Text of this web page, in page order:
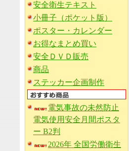
安全衛生テキスト
小冊子（ポケット版）
ポスター・カレンダー
お得なまとめ買い
安全ＤＶＤ販売
商品
ステッカー企画制作
電気事故の未然防止
電気使用安全月間ポスタ
ー B2判
2026年 全国労働衛生